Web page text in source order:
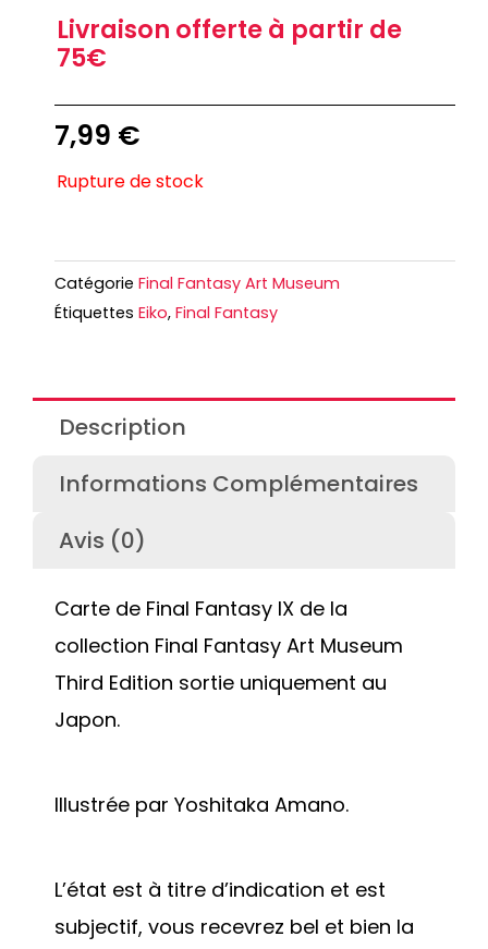
Livraison offerte à partir de
75€
7,99 €
Rupture de stock
Catégorie Final Fantasy Art Museum
Étiquettes Eiko, Final Fantasy
Description
Informations Complémentaires
Avis (0)
Carte de Final Fantasy IX de la
collection Final Fantasy Art Museum
Third Edition sortie uniquement au
Japon.
Illustrée par Yoshitaka Amano.
L’état est à titre d’indication et est
subjectif, vous recevrez bel et bien la